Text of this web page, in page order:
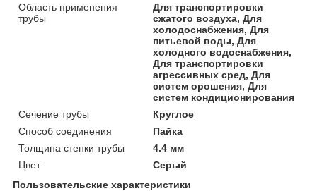
Область применения
трубы
Для транспортировки
сжатого воздуха, Для
холодоснабжения, Для
питьевой воды, Для
холодного водоснабжения,
Для транспортировки
агрессивных сред, Для
систем орошения, Для
систем кондиционирования
Сечение трубы
Круглое
Способ соединения
Пайка
Толщина стенки трубы
4.4 мм
Цвет
Серый
Пользовательские характеристики